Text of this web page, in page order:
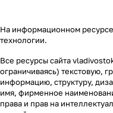
На информационном
технологии.
Все ресурсы сайта
ограничиваясь) текстовую,
информацию, структуру,
имя, фирменное
права и прав на